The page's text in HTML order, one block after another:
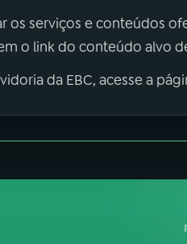
os serviços e conteúdos
o link do conteúdo alvo
da EBC, acesse a